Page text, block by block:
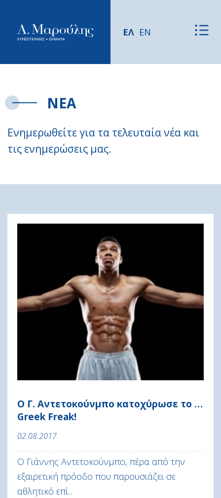
ΕΛ EN
ΝΕΑ
Ενημερωθείτε για τα τελευταία νέα και
τις ενημερώσεις μας.
Ο Γ. Αντετοκούνμπο κατοχύρωσε το …
Greek Freak!
02.08.2017
Ο Γιάννης Αντετοκούνμπο, πέρα από την
εξαιρετική πρόοδο που παρουσιάζει σε
αθλητικό επί...